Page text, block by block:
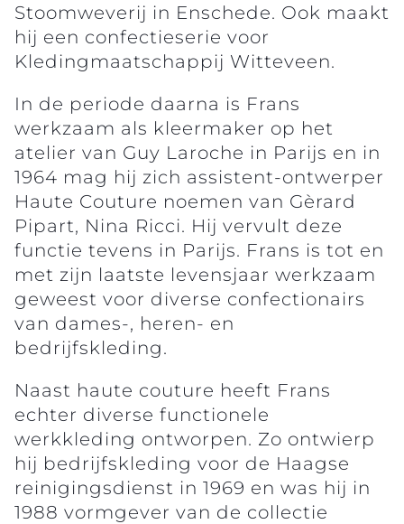
Stoomweverij in Enschede. Ook maakt
hij een confectieserie voor
Kledingmaatschappij Witteveen.
In de periode daarna is Frans
werkzaam als kleermaker op het
atelier van Guy Laroche in Parijs en in
1964 mag hij zich assistent-ontwerper
Haute Couture noemen van Gèrard
Pipart, Nina Ricci. Hij vervult deze
functie tevens in Parijs. Frans is tot en
met zijn laatste levensjaar werkzaam
geweest voor diverse confectionairs
van dames-, heren- en
bedrijfskleding.
Naast haute couture heeft Frans
echter diverse functionele
werkkleding ontworpen. Zo ontwierp
hij bedrijfskleding voor de Haagse
reinigingsdienst in 1969 en was hij in
1988 vormgever van de collectie